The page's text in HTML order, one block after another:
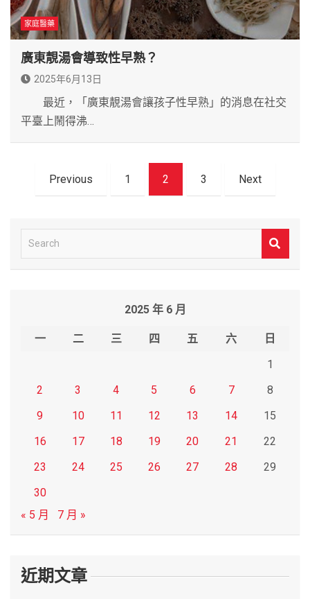
家庭醫藥
廣東靚湯會導致性早熟？
2025年6月13日
最近，「廣東靚湯會讓孩子性早熟」的消息在社交
平臺上鬧得沸…
Previous 1 2 3 Next
e
2025 年 6 月
一 二 三 四 五 六
日
1
2
3 4 5 6 7
8
9
10 11 12 13 14
15
16
17 18 19 20 21
22
23
24 25 26 27 28
29
30
« 5 月
7 月 »
近期文章